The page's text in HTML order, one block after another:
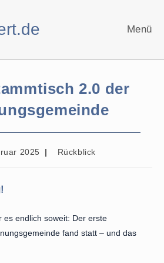
Menü
2.0 der
2025
Beitrags-
Rückblick
es endlich soweit: Der erste
fand statt – und das